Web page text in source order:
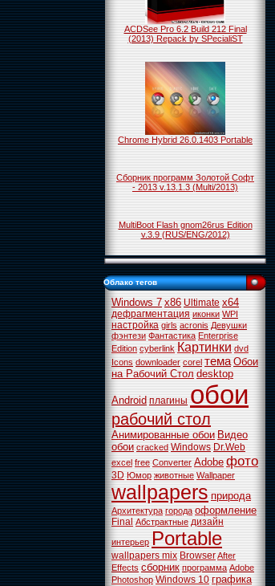
ACDSee Pro 6.2 Build 212 Final
(2013) Repack by SPecialiST
Chrome Hybrid 26.0.1403 Portable
Сборник программ Золотой Софт
- 2013 v.13.1.3 (Multi/2013)
MultiBoot Flash gnom26rus Edition
v.3.9 (RUS/ENG/2012)
Облако тегов
Windows 7 x86 Ultimate x64
дефрагментация иконки WPI
настройка girls acronis Девушки
фэнтези Фантастика Enterprise
Edition cyberlink Картинки dvd
Icons downloader corel тема Обои
на Рабочий Стол desktop
Android плагины обои
рабочий стол
Анимированные обои Видео
обои cracked Windows Dr.Web
excel free Converter Adobe фото
3D Юмор животные Wallpaper
wallpapers природа
Архитектура города оформление
Final Абстрактные дизайн
интерьер Portable
wallpapers mix BrowserAfter
Effects сборник программа Adobe
Photoshop Windows 10 графика